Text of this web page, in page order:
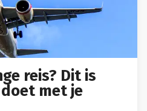
reis? Dit is
met je